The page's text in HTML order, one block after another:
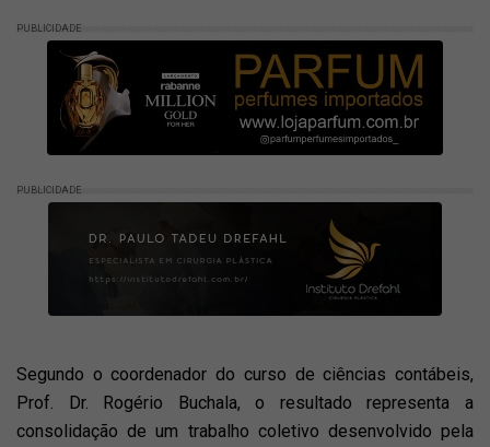
PUBLICIDADE
PUBLICIDADE
Segundo o coordenador do curso de ciências contábeis,
Prof. Dr. Rogério Buchala, o resultado representa a
consolidação de um trabalho coletivo desenvolvido pela